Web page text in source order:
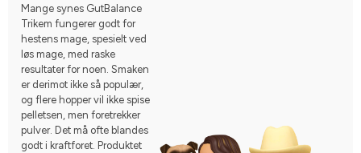
Mange synes GutBalance
Trikem fungerer godt for
hestens mage, spesielt ved
løs mage, med raske
resultater for noen. Smaken
er derimot ikke så populær,
og flere hopper vil ikke spise
pelletsen, men foretrekker
pulver. Det må ofte blandes
godt i kraftforet. Produktet